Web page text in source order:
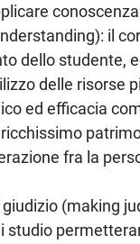
il
dello studente,
delle risorse
ed efficacia
fra la
(making
studio